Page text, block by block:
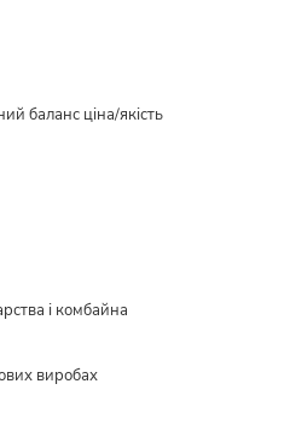
баланс ціна/якість
і комбайна
виробах